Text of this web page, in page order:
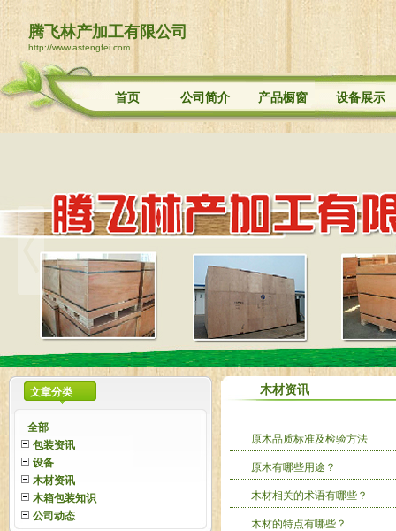
腾飞林产加工有限公司
http://www.astengfei.com
首页 公司简介 产品橱窗 设备展示
文章分类
全部
包装资讯
设备
木材资讯
木箱包装知识
公司动态
木材资讯
原木品质标准及检验方法
原木有哪些用途？
木材相关的术语有哪些？
木材的特点有哪些？